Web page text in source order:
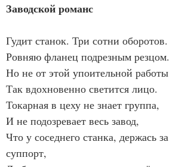
Заводской романс
Гудит станок. Три сотни оборотов.
Ровняю фланец подрезным резцом.
Но не от этой упоительной работы
Так вдохновенно светится лицо.
Токарная в цеху не знает группа,
И не подозревает весь завод,
Что у соседнего станка, держась за
суппорт,